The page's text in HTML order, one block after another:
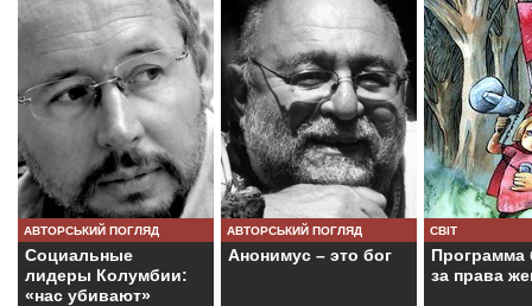
АВТОРСЬКИЙ ПОГЛЯД
Социальные
лидеры Колумбии:
«нас убивают»
АВТОРСЬКИЙ ПОГЛЯД
Анонимус – это бог
СВІТ
за права